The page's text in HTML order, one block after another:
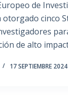
de
otorgado cinco
de alto
17 SEPTIEMBRE 2024